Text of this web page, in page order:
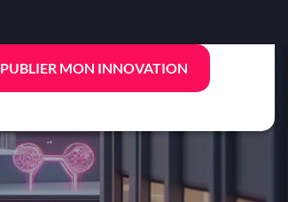
PUBLIER MON INNOVATION